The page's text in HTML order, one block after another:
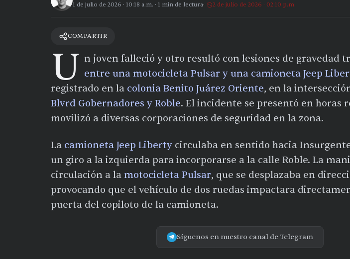
1 de julio de 2026 · 10:18 a.m. · 1 min de lectura 2 de julio de 2026 · 02:10 p.m.
COMPARTIR
U n joven falleció y otro resultó con lesiones de gravedad
entre una motocicleta Pulsar y una camioneta Jeep
registrado en la colonia Benito Juárez Oriente, en la
Blvrd Gobernadores y Roble. El incidente se presentó en horas
movilizó a diversas corporaciones de seguridad en la zona.
La camioneta Jeep Liberty circulaba en sentido hacia
un giro a la izquierda para incorporarse a la calle Roble. La
circulación a la motocicleta Pulsar, que se desplazaba en
provocando que el vehículo de dos ruedas impactara
puerta del copiloto de la camioneta.
Síguenos en nuestro canal de Telegram